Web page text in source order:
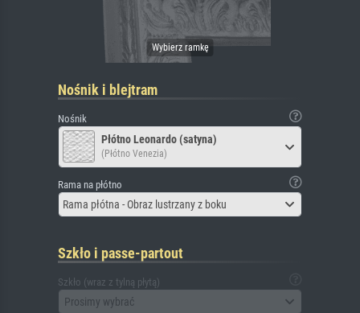
Nośnik i blejtram
Nośnik
Płótno Leonardo (satyna)
(Płótno Venezia)
Rama na płótno
Rama płótna - Obraz lustrzany z boku
Szkło i passe-partout
Szkło (wraz z tylną płytą)
Prosimy wybrać